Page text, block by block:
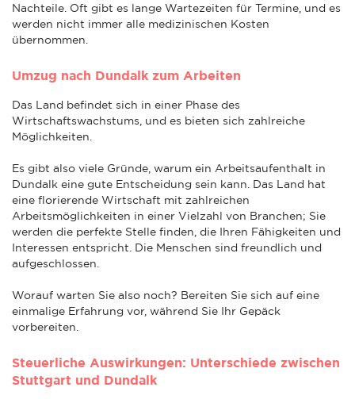
Nachteile. Oft gibt es lange Wartezeiten für Termine, und es
werden nicht immer alle medizinischen Kosten
übernommen.
Umzug nach Dundalk zum Arbeiten
Das Land befindet sich in einer Phase des
Wirtschaftswachstums, und es bieten sich zahlreiche
Möglichkeiten.
Es gibt also viele Gründe, warum ein Arbeitsaufenthalt in
Dundalk eine gute Entscheidung sein kann. Das Land hat
eine florierende Wirtschaft mit zahlreichen
Arbeitsmöglichkeiten in einer Vielzahl von Branchen; Sie
werden die perfekte Stelle finden, die Ihren Fähigkeiten und
Interessen entspricht. Die Menschen sind freundlich und
aufgeschlossen.
Worauf warten Sie also noch? Bereiten Sie sich auf eine
einmalige Erfahrung vor, während Sie Ihr Gepäck
vorbereiten.
Steuerliche Auswirkungen: Unterschiede zwischen
Stuttgart und Dundalk